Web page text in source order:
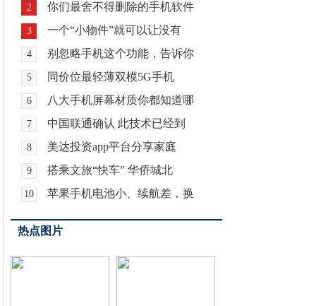
2 你们最舍不得删除的手机软件
3 一个“小物件”就可以让没有
4 别忽略手机这个功能，告诉你
5 同价位最轻薄双模5G手机
6 八大手机屏幕材质你都知道哪
7 中国联通确认 此技术已经到
8 美达投资app平台分享家庭
9 搭乘文旅“快车” 华侨城北
10 苹果手机电池小、续航差，换
热点图片